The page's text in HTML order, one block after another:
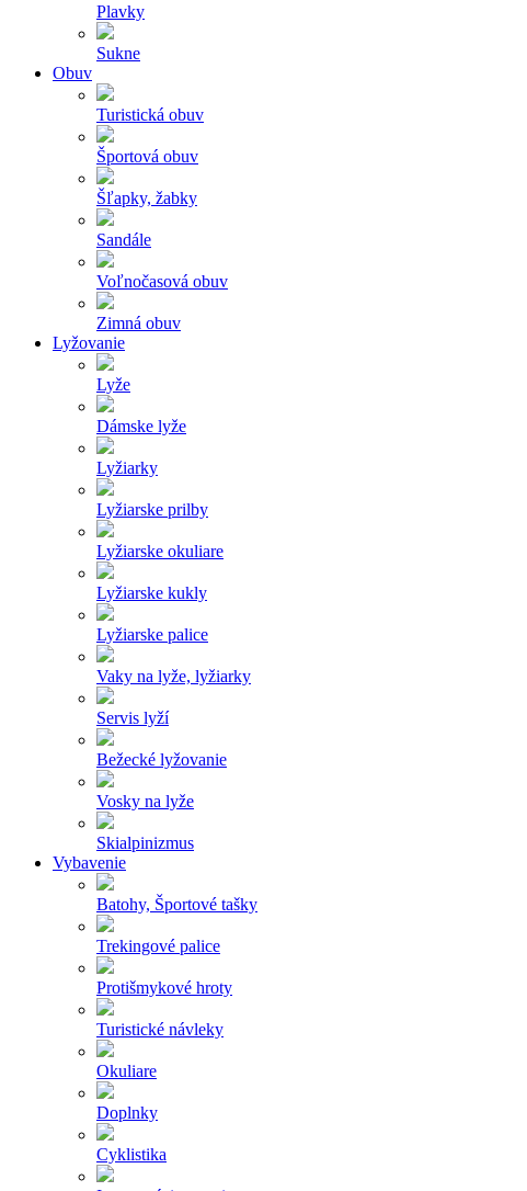
Plavky
Sukne
Obuv
Turistická obuv
Športová obuv
Šľapky, žabky
Sandále
Voľnočasová obuv
Zimná obuv
Lyžovanie
Lyže
Dámske lyže
Lyžiarky
Lyžiarske prilby
Lyžiarske okuliare
Lyžiarske kukly
Lyžiarske palice
Vaky na lyže, lyžiarky
Servis lyží
Bežecké lyžovanie
Vosky na lyže
Skialpinizmus
Vybavenie
Batohy, Športové tašky
Trekingové palice
Protišmykové hroty
Turistické návleky
Okuliare
Doplnky
Cyklistika